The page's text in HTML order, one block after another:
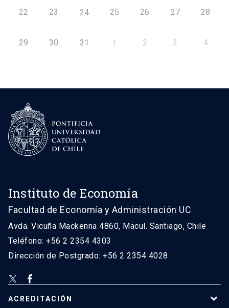
22 23 24 25 26 27 28
29 30 31 1 2 3 4
Instituto de Economía
Facultad de Economía y Administración UC
Avda. Vicuña Mackenna 4860, Macul. Santiago, Chile
Teléfono: +56 2 2354 4303
Dirección de Postgrado: +56 2 2354 4028
ACREDITACIÓN